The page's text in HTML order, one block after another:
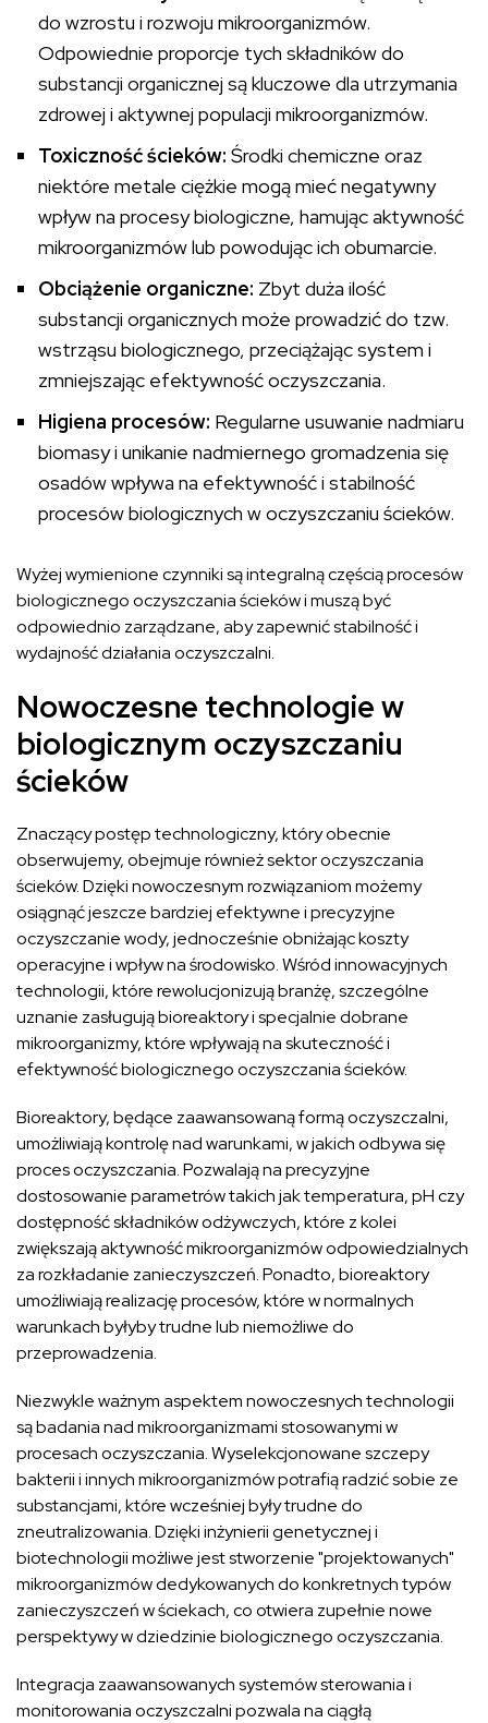
do wzrostu i rozwoju mikroorganizmów.
Odpowiednie proporcje tych składników do
substancji organicznej są kluczowe dla utrzymania
zdrowej i aktywnej populacji mikroorganizmów.
Toxiczność ścieków: Środki chemiczne oraz
niektóre metale ciężkie mogą mieć negatywny
wpływ na procesy biologiczne, hamując aktywność
mikroorganizmów lub powodując ich obumarcie.
Obciążenie organiczne: Zbyt duża ilość
substancji organicznych może prowadzić do tzw.
wstrząsu biologicznego, przeciążając system i
zmniejszając efektywność oczyszczania.
Higiena procesów: Regularne usuwanie nadmiaru
biomasy i unikanie nadmiernego gromadzenia się
osadów wpływa na efektywność i stabilność
procesów biologicznych w oczyszczaniu ścieków.
Wyżej wymienione czynniki są integralną częścią procesów
biologicznego oczyszczania ścieków i muszą być
odpowiednio zarządzane, aby zapewnić stabilność i
wydajność działania oczyszczalni.
Nowoczesne technologie w
biologicznym oczyszczaniu
ścieków
Znaczący postęp technologiczny, który obecnie
obserwujemy, obejmuje również sektor oczyszczania
ścieków. Dzięki nowoczesnym rozwiązaniom możemy
osiągnąć jeszcze bardziej efektywne i precyzyjne
oczyszczanie wody, jednocześnie obniżając koszty
operacyjne i wpływ na środowisko. Wśród innowacyjnych
technologii, które rewolucjonizują branżę, szczególne
uznanie zasługują bioreaktory i specjalnie dobrane
mikroorganizmy, które wpływają na skuteczność i
efektywność biologicznego oczyszczania ścieków.
Bioreaktory, będące zaawansowaną formą oczyszczalni,
umożliwiają kontrolę nad warunkami, w jakich odbywa się
proces oczyszczania. Pozwalają na precyzyjne
dostosowanie parametrów takich jak temperatura, pH czy
dostępność składników odżywczych, które z kolei
zwiększają aktywność mikroorganizmów odpowiedzialnych
za rozkładanie zanieczyszczeń. Ponadto, bioreaktory
umożliwiają realizację procesów, które w normalnych
warunkach byłyby trudne lub niemożliwe do
przeprowadzenia.
Niezwykle ważnym aspektem nowoczesnych technologii
są badania nad mikroorganizmami stosowanymi w
procesach oczyszczania. Wyselekcjonowane szczepy
bakterii i innych mikroorganizmów potrafią radzić sobie ze
substancjami, które wcześniej były trudne do
zneutralizowania. Dzięki inżynierii genetycznej i
biotechnologii możliwe jest stworzenie "projektowanych"
mikroorganizmów dedykowanych do konkretnych typów
zanieczyszczeń w ściekach, co otwiera zupełnie nowe
perspektywy w dziedzinie biologicznego oczyszczania.
Integracja zaawansowanych systemów sterowania i
monitorowania oczyszczalni pozwala na ciągłą